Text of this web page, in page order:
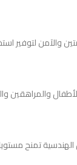
والمراهقين
تمنح